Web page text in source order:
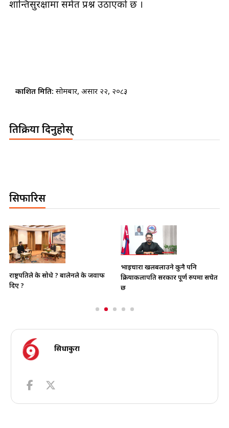
शान्तिसुरक्षामा समेत प्रश्न उठाएको छ ।
प्रकाशित मिति: सोमबार, असार २२, २०८३
प्रतिक्रिया दिनुहोस्
सिफारिस
राष्ट्रपतिले के सोधे ? बालेनले के जवाफ
दिए ?
भाइचारा खलबलाउने कुनै पनि
क्रियाकलापप्रति सरकार पूर्ण रुपमा सचेत
छ
सिधाकुरा